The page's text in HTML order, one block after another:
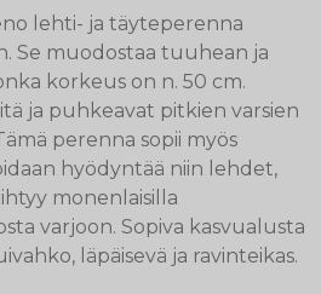
lehti- ja täyteperenna
Se muodostaa tuuhean ja
korkeus on n. 50 cm.
ja puhkeavat pitkien varsien
perenna sopii myös
hyödyntää niin lehdet,
monenlaisilla
varjoon. Sopiva kasvualusta
läpäisevä ja ravinteikas.